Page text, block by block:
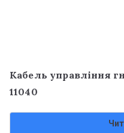
Кабель управління
11040